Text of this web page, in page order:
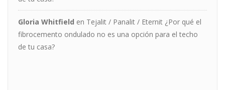
Gloria Whitfield en Tejalit / Panalit / Eternit ¿Por qué el
fibrocemento ondulado no es una opción para el techo
de tu casa?